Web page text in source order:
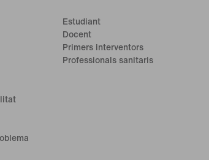
Estudiant
Docent
Primers interventors
Professionals sanitaris